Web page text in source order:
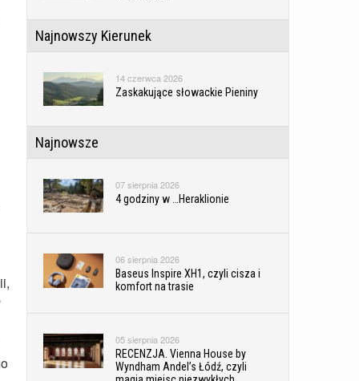
Najnowszy Kierunek
14 czerwca 2026
Zaskakujące słowackie Pieniny
Najnowsze
07 sierpnia 2026
4 godziny w …Heraklionie
06 sierpnia 2026
Baseus Inspire XH1, czyli cisza i
komfort na trasie
05 sierpnia 2026
RECENZJA. Vienna House by
Wyndham Andel’s Łódź, czyli